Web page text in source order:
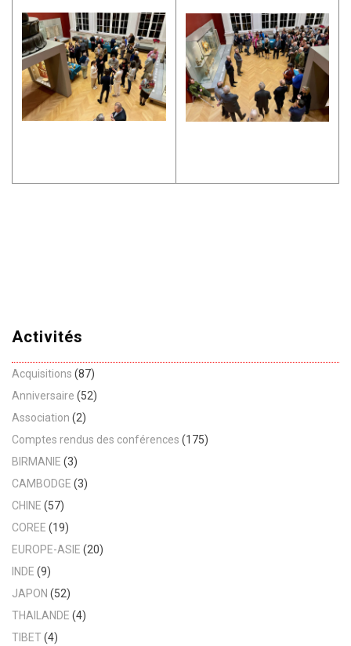
Activités
Acquisitions (87)
Anniversaire (52)
Association (2)
Comptes rendus des conférences (175)
BIRMANIE (3)
CAMBODGE (3)
CHINE (57)
COREE (19)
EUROPE-ASIE (20)
INDE (9)
JAPON (52)
THAILANDE (4)
TIBET(4)